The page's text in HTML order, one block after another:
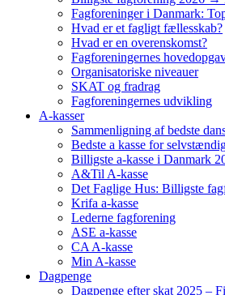
Fagforeninger i Danmark:
Hvad er et fagligt fællesskab?
Hvad er en overenskomst?
Fagforeningernes
Organisatoriske niveauer
SKAT og fradrag
Fagforeningernes udvikling
A-kasser
Sammenligning af bedste
Bedste a kasse for
Billigste a-kasse i Danmark
A&Til A-kasse
Det Faglige Hus: Billigste
Krifa a-kasse
Lederne fagforening
ASE a-kasse
CA A-kasse
Min A-kasse
Dagpenge
Dagpenge efter skat 2025 –